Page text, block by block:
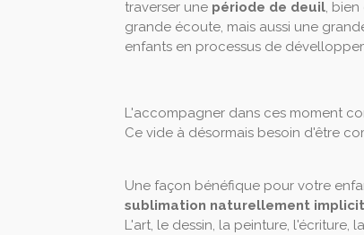
traverser une période de deuil,
grande écoute, mais aussi une
enfants en processus de
L'accompagner dans ces moment
Ce vide à désormais besoin d'être
Une façon bénéfique pour votre
sublimation naturellement
L'art, le dessin, la peinture, l'écriture,